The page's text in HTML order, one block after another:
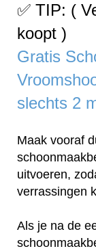
✅ TIP: (
koopt )
Gratis
slechts 2
Maak vooraf
uitvoeren,
verrassingen
Als je na de